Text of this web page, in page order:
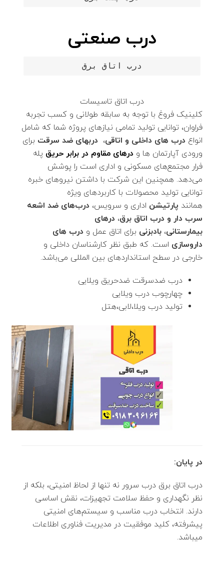
درب صنعتی
درب اتاق برق
درب اتاق تاسیسات
کلینیک فروغ با توجه به سابقه طولانی و کسب تجربه‌
فراوان، توانایی تولید تمامی نیازهای پروژه شما که شامل
انواع درب های داخلی و اتاقی، دربهای ضد سرقت برای
ورودی آپارتمان ها و درهای مقاوم در برابر حریق پله
فرار مجتمع‌های مسکونی و اداری است را پوشش
می‌دهد. همچنین این شرکت با داشتن نیروهای خبره
توانایی تولید محصولات با کاربردهای ویژه
همانند پارتیشن اداری و سرویس، درب‌های ضد اشعه
سرب دار و درب اتاق برق، درهای
بیمارستانی، بادبزنی برای اتاق عمل و درب های
داروسازی است. که طبق نظر کارشناسان داخلی و
خارجی در سطح استانداردهای بین المللی می‌باشد.
درب ضدسرقت ضدحریق ویلایی
چهارچوب درب ویلایی
تولید درب ویلا،لابی،هتل
در پایان:
درب اتاق برق درب سرور نه تنها از لحاظ امنیتی، بلکه از
نظر نگهداری و حفظ سلامت تجهیزات، نقش اساسی
دارند. انتخاب درب مناسب و سیستم‌های امنیتی
پیشرفته، کلید موفقیت در مدیریت فناوری اطلاعات
میباشد.